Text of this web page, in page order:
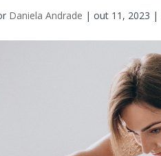
Daniela Andrade | out 11, 2023 |